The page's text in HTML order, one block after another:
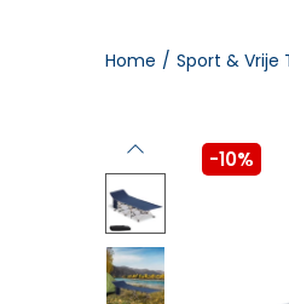
Home / Sport & Vrije
-10%